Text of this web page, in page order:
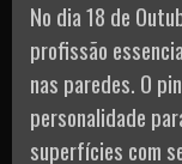
No dia 18 de
profissão
nas paredes. O
personalidade
superfícies com